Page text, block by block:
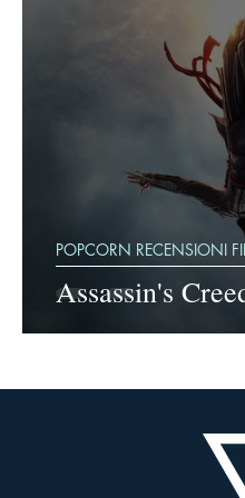
Assassin's
POPCORN RECENSIONI